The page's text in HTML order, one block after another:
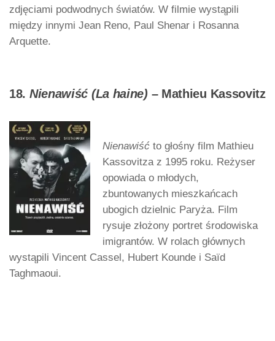
zdjęciami podwodnych światów. W filmie wystąpili
między innymi Jean Reno, Paul Shenar i Rosanna
Arquette.
18. Nienawiść (La haine) – Mathieu Kassovitz
Nienawiść to głośny film Mathieu
Kassovitza z 1995 roku. Reżyser
opowiada o młodych,
zbuntowanych mieszkańcach
ubogich dzielnic Paryża. Film
rysuje złożony portret środowiska
imigrantów. W rolach głównych
wystąpili Vincent Cassel, Hubert Kounde i Saïd
Taghmaoui.